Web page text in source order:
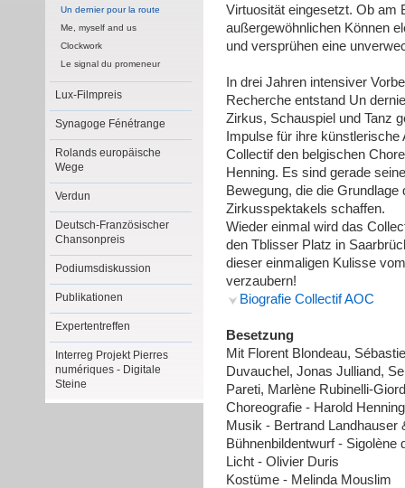
Un dernier pour la route
Me, myself and us
Clockwork
Le signal du promeneur
Lux-Filmpreis
Synagoge Fénétrange
Rolands europäische
Wege
Verdun
Deutsch-Französischer
Chansonpreis
Podiumsdiskussion
Publikationen
Expertentreffen
Interreg Projekt Pierres
numériques - Digitale
Steine
Virtuosität eingesetzt. Ob am
außergewöhnlichen Können
und versprühen eine
In drei Jahren intensiver
Recherche entstand Un
Zirkus, Schauspiel und Tanz
Impulse für ihre
Collectif den belgischen
Henning. Es sind gerade
Bewegung, die die
Zirkusspektakels schaffen.
Wieder einmal wird das
den Tblisser Platz in
dieser einmaligen Kulisse
verzaubern!
Biografie Collectif AOC
Besetzung
Mit Florent Blondeau,
Duvauchel, Jonas Julliand,
Pareti, Marlène Rubinelli-
Choreografie - Harold Henning
Musik - Bertrand Landhauser
Bühnenbildentwurf - Sigolène
Licht - Olivier Duris
Kostüme - Melinda Mouslim